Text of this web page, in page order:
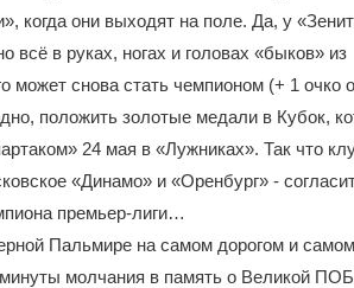
когда они выходят на поле. Да, у
всё в руках, ногах и головах «быков» из
может снова стать чемпионом (+ 1 очко
положить золотые медали в Кубок,
24 мая в «Лужниках». Так что
«Динамо» и «Оренбург» -
премьер-лиги…
Пальмире на самом дорогом и
молчания в память о Великой